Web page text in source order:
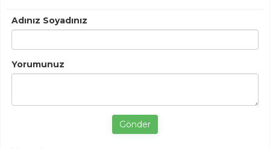
Adınız Soyadınız
Yorumunuz
Gönder